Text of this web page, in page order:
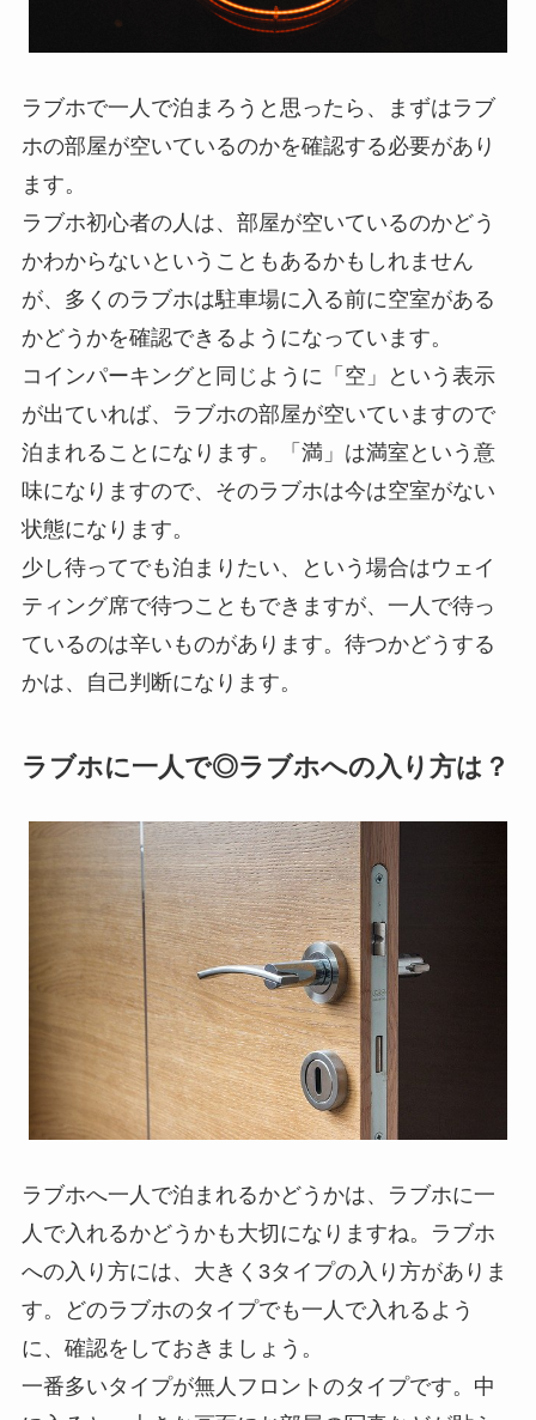
ラブホで一人で泊まろうと思ったら、まずはラブ
ホの部屋が空いているのかを確認する必要があり
ます。
ラブホ初心者の人は、部屋が空いているのかどう
かわからないということもあるかもしれません
が、 多くのラブホは駐車場に入る前に空室がある
かどうかを確認できるようになっています。
コインパーキングと同じように「空」という表示
が出ていれば、ラブホの部屋が空いていますので
泊まれることになります。「満」は満室という意
味になりますので、そのラブホは今は空室がない
状態になります。
少し待ってでも泊まりたい、という場合はウェイ
ティング席で待つこともできますが、一人で待っ
ているのは辛いものがあります。待つかどうする
かは、自己判断になります。
ラブホに一人で◎ラブホへの入り方は？
ラブホへ一人で泊まれるかどうかは、ラブホに一
人で入れるかどうかも大切になりますね。ラブホ
への入り方には、大きく3タイプの入り方がありま
す。どのラブホのタイプでも一人で入れるよう
に、確認をしておきましょう。
一番多いタイプが無人フロントのタイプです。 中